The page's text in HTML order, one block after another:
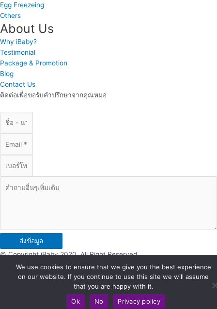
Egg Freezeing
Others
About Us
Why iBaby?
Testimonial
Package & Promotion
Blog
Contact Us
ติดต่อเพื่อขอรับคำปรึกษาจากคุณหมอ
ส่งข้อมูล
© Copyright iBaby 2020. All Right Reserved.
We use cookies to ensure that we give you the best experience
on our website. If you continue to use this site we will assume
that you are happy with it.
Ok
No Privacy policy